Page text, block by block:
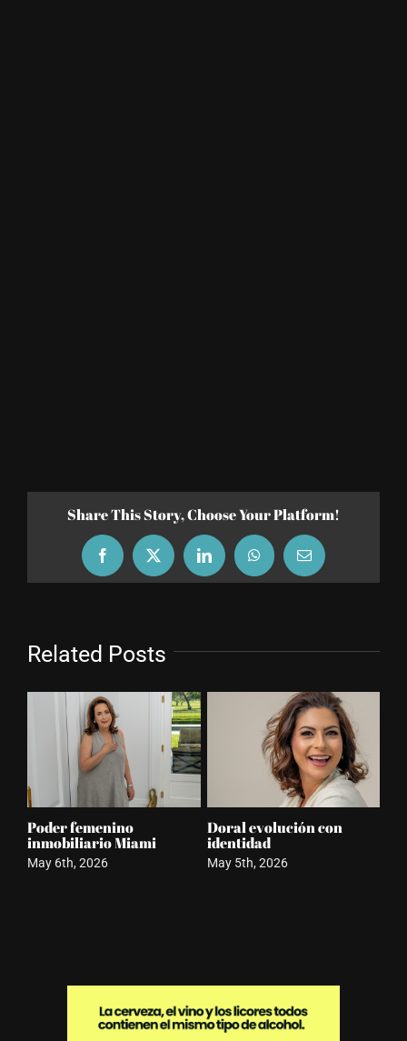
Share This Story, Choose Your Platform!
FacebookX LinkedInWhatsAppEmail
Related Posts
Poder femenino
inmobiliario Miami
May 6th, 2026
Doral evolución con
identidad
May 5th, 2026